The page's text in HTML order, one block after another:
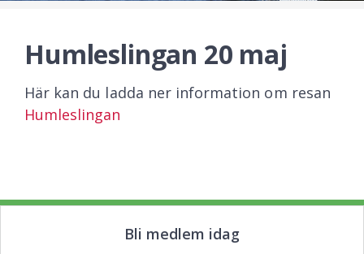
Humleslingan 20 maj
Här kan du ladda ner information om resan
Humleslingan
Bli medlem idag